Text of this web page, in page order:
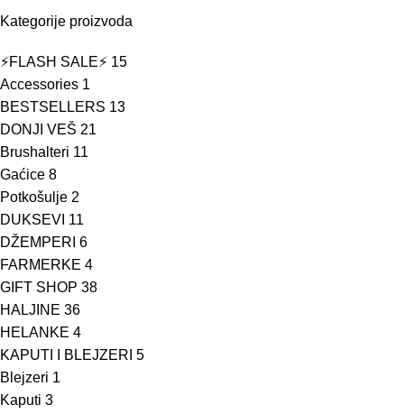
Kategorije proizvoda
⚡FLASH SALE⚡ 15
Accessories 1
BESTSELLERS 13
DONJI VEŠ 21
Brushalteri 11
Gaćice 8
Potkošulje 2
DUKSEVI 11
DŽEMPERI 6
FARMERKE 4
GIFT SHOP 38
HALJINE 36
HELANKE 4
KAPUTI I BLEJZERI 5
Blejzeri 1
Kaputi 3